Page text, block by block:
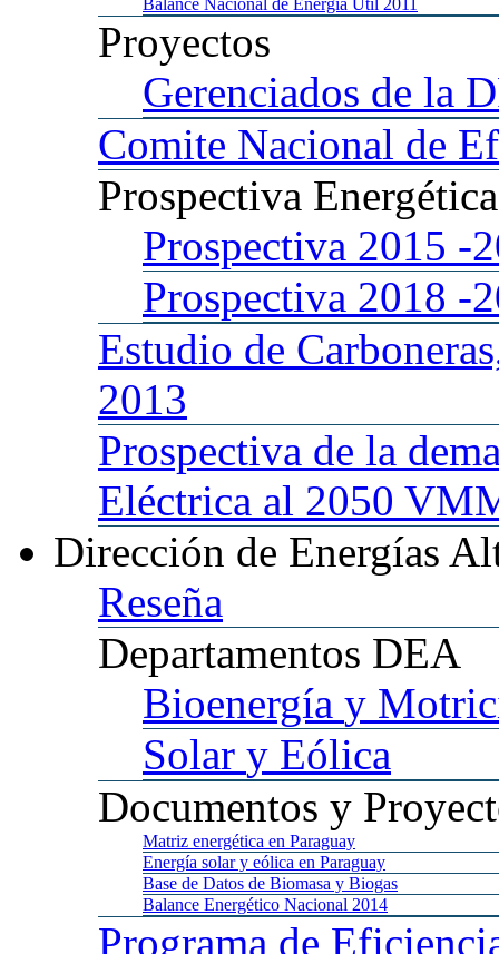
Balance Nacional de Energía Útil 2011
Proyectos
Gerenciados de la
Comite Nacional de
Prospectiva
Prospectiva 2015 -
Prospectiva 2018 -
Estudio de
2013
Prospectiva de la
Eléctrica al 2050
Dirección de Energías
Reseña
Departamentos DEA
Bioenergía y
Solar y Eólica
Documentos y
Matriz energética en Paraguay
Energía solar y eólica en Paraguay
Base de Datos de Biomasa y Biogas
Balance Energético Nacional 2014
Programa de